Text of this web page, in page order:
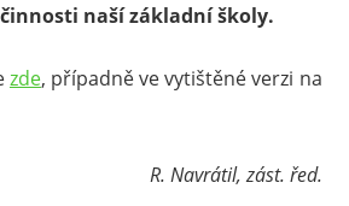
naší základní školy.
zde, případně ve vytištěné verzi na
R. Navrátil, zást. řed.